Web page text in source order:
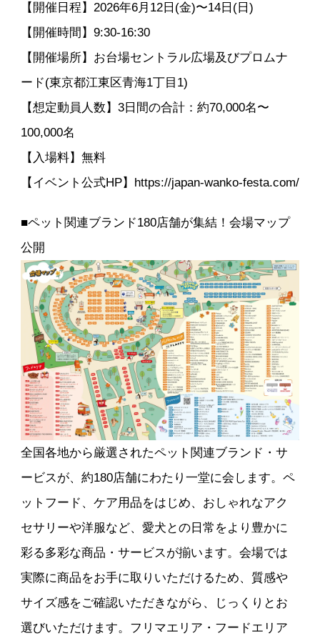
【開催日程】2026年6月12日(金)〜14日(日)
【開催時間】9:30-16:30
【開催場所】お台場セントラル広場及びプロムナ
ード(東京都江東区⻘海1丁目1)
【想定動員人数】3日間の合計：約70,000名〜
100,000名
【入場料】無料
【イベント公式HP】https://japan-wanko-festa.com/
■ペット関連ブランド180店舗が集結！会場マップ
公開
全国各地から厳選されたペット関連ブランド・サ
ービスが、約180店舗にわたり一堂に会します。ペ
ットフード、ケア用品をはじめ、おしゃれなアク
セサリーや洋服など、愛犬との日常をより豊かに
彩る多彩な商品・サービスが揃います。会場では
実際に商品をお手に取りいただけるため、質感や
サイズ感をご確認いただきながら、じっくりとお
選びいただけます。フリマエリア・フードエリア